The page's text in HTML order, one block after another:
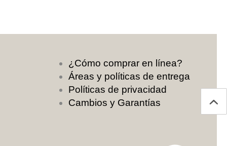
¿Cómo comprar en línea?
Áreas y políticas de entrega
Políticas de privacidad
Cambios y Garantías